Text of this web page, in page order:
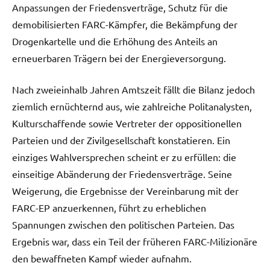
Anpassungen der Friedensverträge, Schutz für die
demobilisierten FARC-Kämpfer, die Bekämpfung der
Drogenkartelle und die Erhöhung des Anteils an
erneuerbaren Trägern bei der Energieversorgung.
Nach zweieinhalb Jahren Amtszeit fällt die Bilanz jedoch
ziemlich ernüchternd aus, wie zahlreiche Politanalysten,
Kulturschaffende sowie Vertreter der oppositionellen
Parteien und der Zivilgesellschaft konstatieren. Ein
einziges Wahlversprechen scheint er zu erfüllen: die
einseitige Abänderung der Friedensverträge. Seine
Weigerung, die Ergebnisse der Vereinbarung mit der
FARC-EP anzuerkennen, führt zu erheblichen
Spannungen zwischen den politischen Parteien. Das
Ergebnis war, dass ein Teil der früheren FARC-Milizionäre
den bewaffneten Kampf wieder aufnahm.